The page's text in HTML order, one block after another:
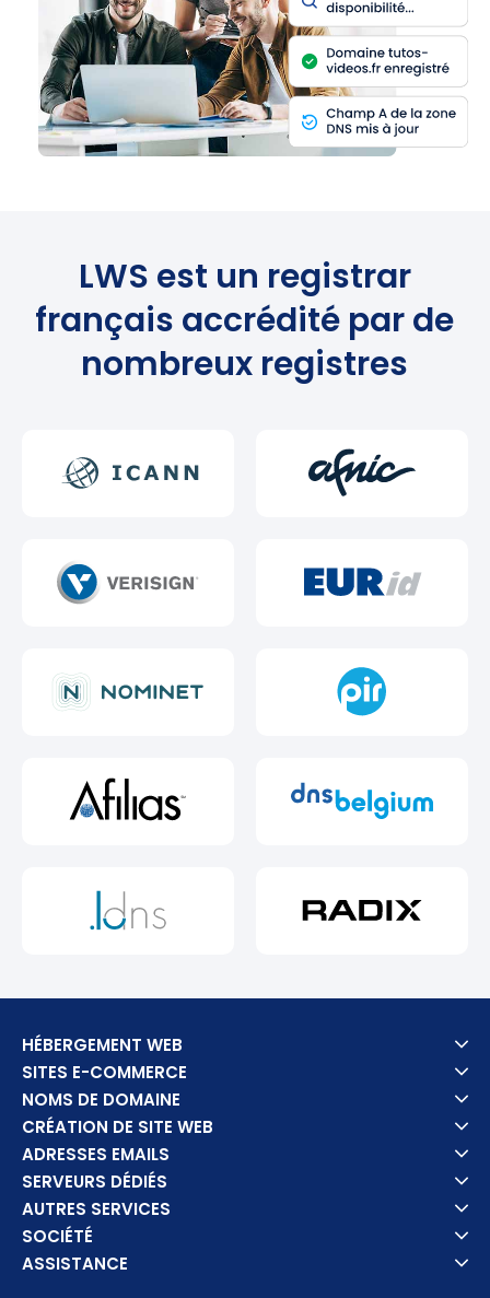
LWS est un registrar
français accrédité par de
nombreux registres
HÉBERGEMENT WEB
SITES E-COMMERCE
NOMS DE DOMAINE
CRÉATION DE SITE WEB
ADRESSES EMAILS
SERVEURS DÉDIÉS
AUTRES SERVICES
SOCIÉTÉ
ASSISTANCE